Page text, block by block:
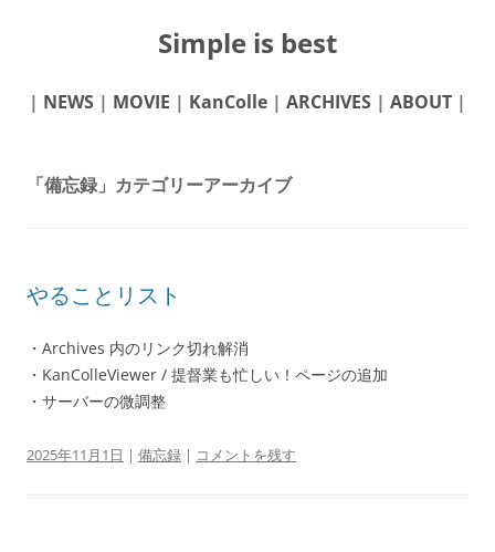
Simple is best
| NEWS | MOVIE | KanColle | ARCHIVES | ABOUT |
「備忘録 」カテゴリーアーカイブ
やることリスト
・Archives 内のリンク切れ解消
・KanColleViewer / 提督業も忙しい！ページの追加
・サーバーの微調整
2025年11月1日 | 備忘録 | コメントを残す